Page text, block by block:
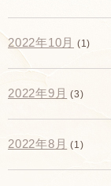
2022年10月 (1)
2022年9月 (3)
2022年8月 (1)